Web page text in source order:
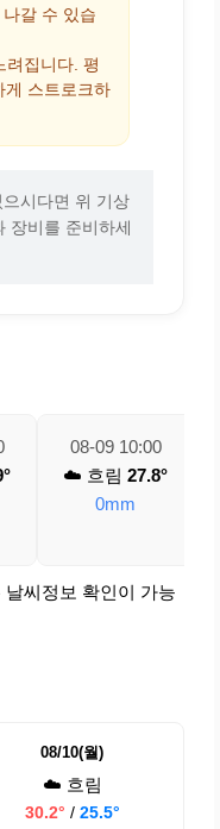
갈 수 있습
려집니다. 평
게 스트로크하
시다면 위 기상
장비를 준비하세
08-09 10:00
☁️ 흐림 27.8°
0mm
씨정보 확인이 가능
08/10(월)
☁️ 흐림
30.2° / 25.5°